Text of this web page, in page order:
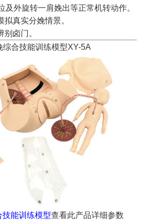
及外旋转一肩娩出等正常机转动作。
真实分娩情景。
卤门。
综合技能训练模型XY-5A
能训练模型查看此产品详细参数